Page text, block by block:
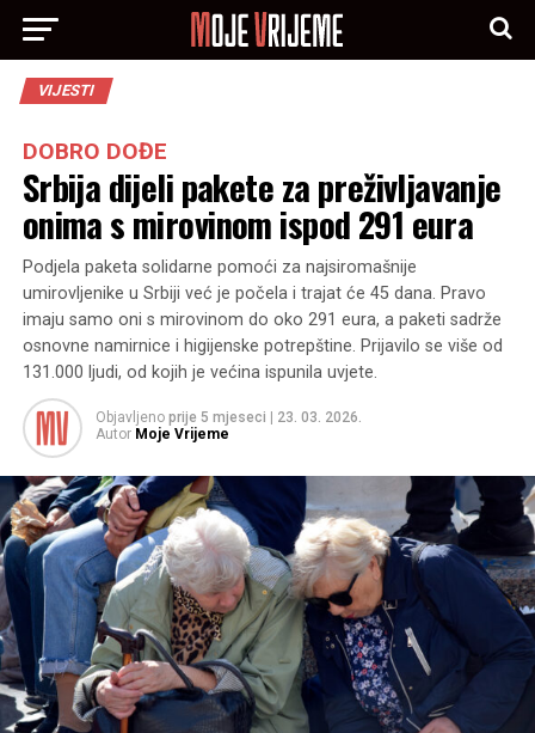
VIJESTI
DOBRO DOĐE
Srbija dijeli pakete za preživljavanje
onima s mirovinom ispod 291 eura
Podjela paketa solidarne pomoći za najsiromašnije
umirovljenike u Srbiji već je počela i trajat će 45 dana. Pravo
imaju samo oni s mirovinom do oko 291 eura, a paketi sadrže
osnovne namirnice i higijenske potrepštine. Prijavilo se više od
131.000 ljudi, od kojih je većina ispunila uvjete.
Objavljeno prije 5 mjeseci
23. 03. 2026.
Autor Moje Vrijeme